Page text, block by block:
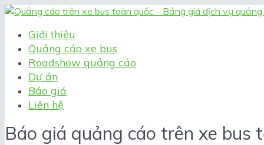
Giới thiệu
Quảng cáo xe bus
Roadshow quảng cáo
Dự án
Báo giá
Liên hệ
Báo giá quảng cáo trên xe bus